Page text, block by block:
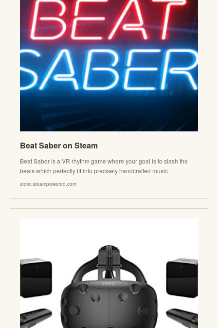
Beat Saber on Steam
Beat Saber is a VR rhythm game where your goal is to slash the
beats which perfectly fit into precisely handcrafted music.
store.steampowered.com